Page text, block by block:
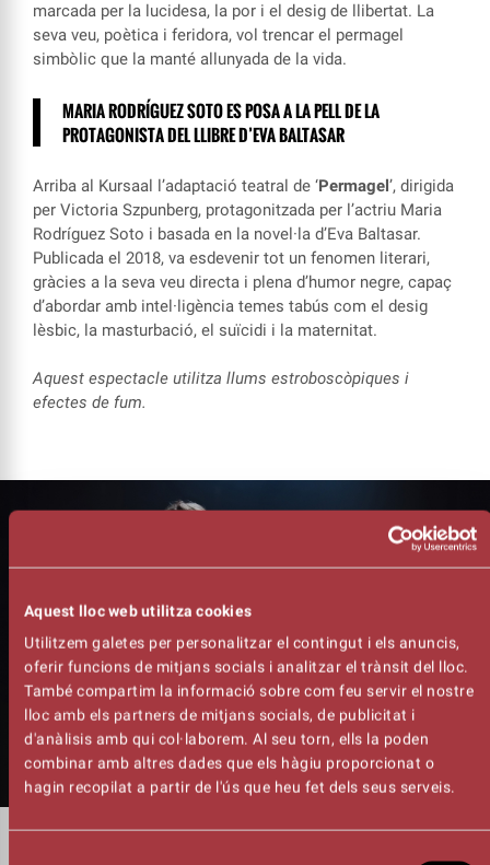
Aquest lloc web utilitza cookies
Utilitzem galetes per personalitzar el contingut i els anuncis,
oferir funcions de mitjans socials i analitzar el trànsit del lloc.
També compartim la informació sobre com feu servir el nostre
lloc amb els partners de mitjans socials, de publicitat i
d'anàlisis amb qui col·laborem. Al seu torn, ells la poden
combinar amb altres dades que els hàgiu proporcionat o
hagin recopilat a partir de l'ús que heu fet dels seus serveis.
marcada per la lucidesa, la por i el desig de llibertat. La
seva veu, poètica i feridora, vol trencar el permagel
simbòlic que la manté allunyada de la vida.
MARIA RODRÍGUEZ SOTO ES POSA A LA PELL DE LA
PROTAGONISTA DEL LLIBRE D’EVA BALTASAR
Arriba al Kursaal l’adaptació teatral de ‘Permagel’, dirigida
per Victoria Szpunberg, protagonitzada per l’actriu Maria
Rodríguez Soto i basada en la novel·la d’Eva Baltasar.
Publicada el 2018, va esdevenir tot un fenomen literari,
gràcies a la seva veu directa i plena d’humor negre, capaç
d’abordar amb intel·ligència temes tabús com el desig
lèsbic, la masturbació, el suïcidi i la maternitat.
Aquest espectacle utilitza llums estroboscòpiques i
efectes de fum.